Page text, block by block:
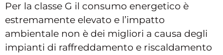
Per la classe G il consumo energetico è
estremamente elevato e l’impatto
ambientale non è dei migliori a causa degli
impianti di raffreddamento e riscaldamento